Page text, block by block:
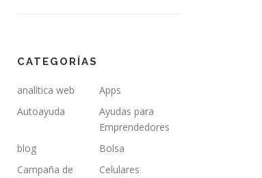
CATEGORÍAS
analítica web
Apps
Autoayuda
Ayudas para
Emprendedores
blog
Bolsa
Campaña de
Celulares